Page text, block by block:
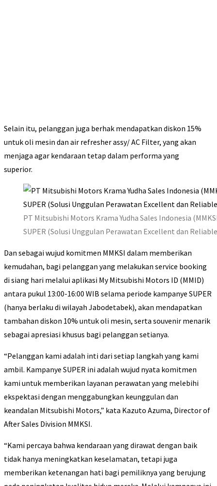
Selain itu, pelanggan juga berhak mendapatkan diskon 15%
untuk oli mesin dan air refresher assy/ AC Filter, yang akan
menjaga agar kendaraan tetap dalam performa yang
superior.
PT Mitsubishi Motors Krama Yudha Sales Indonesia
SUPER (Solusi Unggulan Perawatan Excellent dan
Dan sebagai wujud komitmen MMKSI dalam memberikan
kemudahan, bagi pelanggan yang melakukan service booking
di siang hari melalui aplikasi My Mitsubishi Motors ID (MMID)
antara pukul 13:00-16:00 WIB selama periode kampanye SUPER
(hanya berlaku di wilayah Jabodetabek), akan mendapatkan
tambahan diskon 10% untuk oli mesin, serta souvenir menarik
sebagai apresiasi khusus bagi pelanggan setianya.
“Pelanggan kami adalah inti dari setiap langkah yang kami
ambil. Kampanye SUPER ini adalah wujud nyata komitmen
kami untuk memberikan layanan perawatan yang melebihi
ekspektasi dengan menggabungkan keunggulan dan
keandalan Mitsubishi Motors,” kata Kazuto Azuma, Director of
After Sales Division MMKSI.
“Kami percaya bahwa kendaraan yang dirawat dengan baik
tidak hanya meningkatkan keselamatan, tetapi juga
memberikan ketenangan hati bagi pemiliknya yang berujung